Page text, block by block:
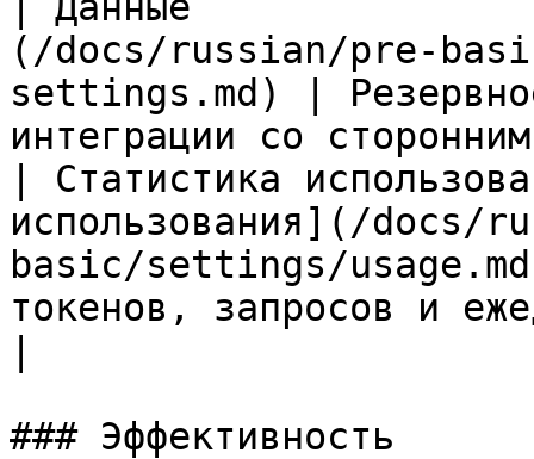
(/docs/russian/pre-
settings.md) |
интеграции со
| Статистика
использования](/docs/
basic/settings/
токенов, запросов и
### Эффективность